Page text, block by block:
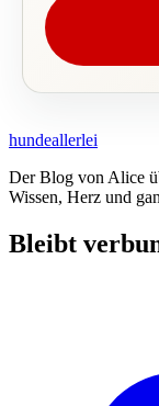
hundeallerlei
Der Blog von Alice
Wissen, Herz und
Bleibt